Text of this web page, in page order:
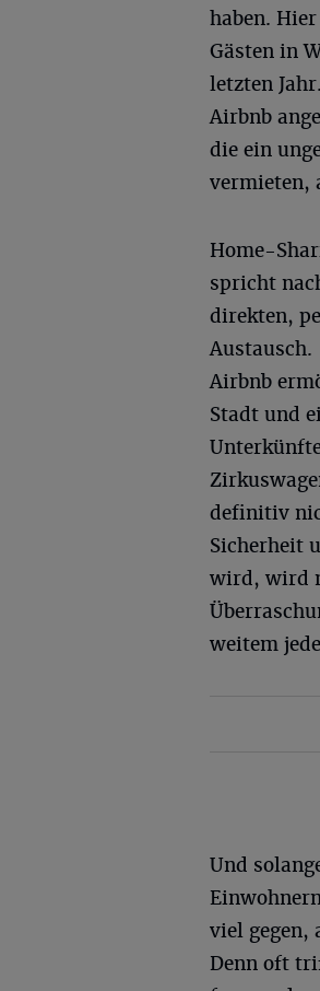
haben.
Gästen in
letzten
Airbnb
die ein
vermieten,
Home-
spricht
direkten,
Austausch.
Airbnb
Stadt und
definitiv
Sicherheit
wird, wird
weitem
Und
viel gegen,
Denn oft